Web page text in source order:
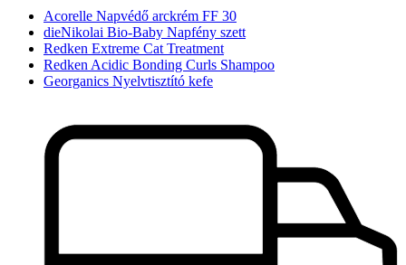
Acorelle Napvédő arckrém FF 30
dieNikolai Bio-Baby Napfény szett
Redken Extreme Cat Treatment
Redken Acidic Bonding Curls Shampoo
Georganics Nyelvtisztító kefe